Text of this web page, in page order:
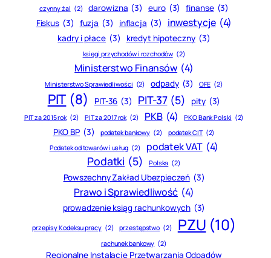
czynny żal (2) darowizna (3) euro (3) finanse (3)
Fiskus (3) fuzja (3) inflacja (3) inwestycje (4)
kadry i płace (3) kredyt hipoteczny (3)
księgi przychodów i rozchodów (2)
Ministerstwo Finansów (4)
Ministerstwo Sprawiedliwości (2) odpady (3) OFE (2)
PIT (8) PIT-36 (3) PIT-37 (5) pity (3)
PIT za 2015 rok (2) PIT za 2017 rok (2) PKB (4) PKO Bank Polski (2)
PKO BP (3) podatek bankowy (2) podatek CIT (2)
Podatek od towarów i usług (2) podatek VAT (4)
Podatki (5) Polska (2)
Powszechny Zakład Ubezpieczeń (3)
Prawo i Sprawiedliwość (4)
prowadzenie ksiąg rachunkowych (3)
przepisy Kodeksu pracy (2) przestępstwo (2) PZU (10)
rachunek bankowy (2)
Regionalne Instalacje Przetwarzania Odpadów